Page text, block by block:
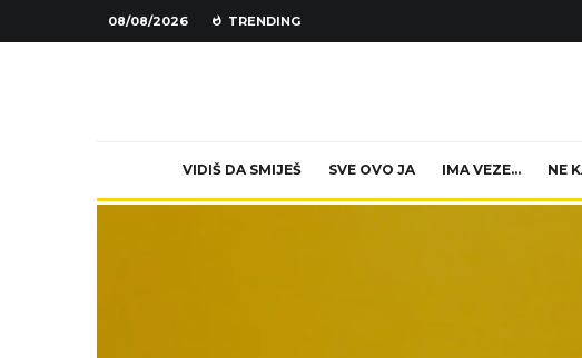
08/08/2026 TRENDING
VIDIŠ DA SMIJEŠ SVE OVO JA IMA VEZE… NE